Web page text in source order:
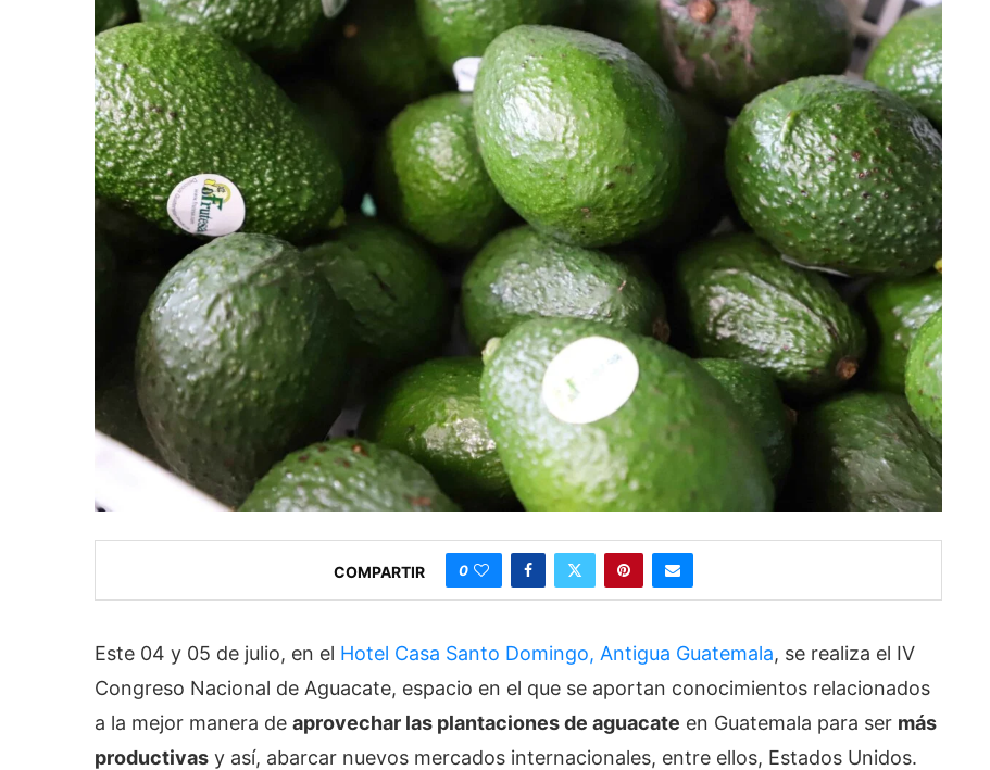
COMPARTIR 0
Este 04 y 05 de julio, en el Hotel Casa Santo Domingo, Antigua Guatemala, se realiza el IV
Congreso Nacional de Aguacate, espacio en el que se aportan conocimientos relacionados
a la mejor manera de aprovechar las plantaciones de aguacate en Guatemala para ser más
productivas y así, abarcar nuevos mercados internacionales, entre ellos, Estados Unidos.